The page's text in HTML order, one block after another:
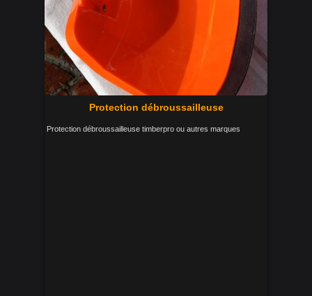
Protection débroussailleuse
Protection débroussailleuse timberpro ou autres marques